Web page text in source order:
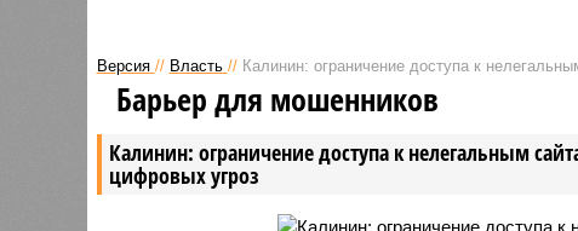
Версия // Власть // Калинин: ограничение доступа к
Калинин: ограничение доступа к нелегальным
цифровых угроз
Барьер для мошенников